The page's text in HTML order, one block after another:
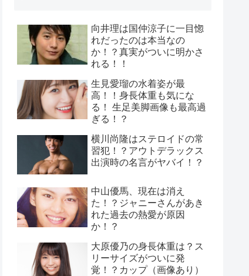
向井理は国仲涼子に一目惚
れだったのは本当なの
か！？真実がついに明かさ
れる！！
生見愛瑠の水着姿が最
高！！身長体重も気にな
る！ 生足美脚画像も最高過
ぎる！？
横川尚隆はステロイドの常
習犯！？アウトデラックス
出演時の名言がヤバイ！？
中山優馬、現在は消え
た！？ジャニーさんがあき
れた過去の熱愛が原因
か！？
大原優乃の身長体重は？ス
リーサイズがついに発
覚！？カップ（画像あり）